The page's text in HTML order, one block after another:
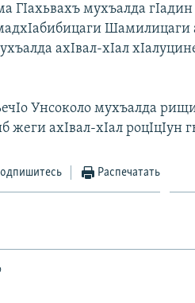
ГIахьвахъ мухъалда гIадин
Шамилицаги
ахIвал-хIал
Унсоколо мухъалда
жеги ахIвал-хIал роцIцIун
Распечатать